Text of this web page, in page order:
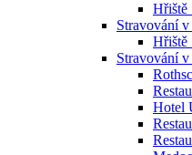
Hřiště
Stravování
Hřiště
Stravování
Hotel